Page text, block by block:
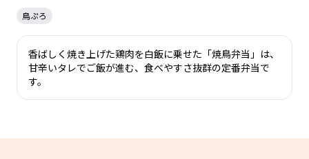
鳥ぷろ
香ばしく焼き上げた鶏肉を白飯に乗せた「焼鳥弁当」は、
甘辛いタレでご飯が進む、食べやすさ抜群の定番弁当で
す。